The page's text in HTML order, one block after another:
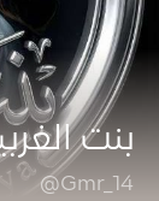
بنت
@Gmr_14